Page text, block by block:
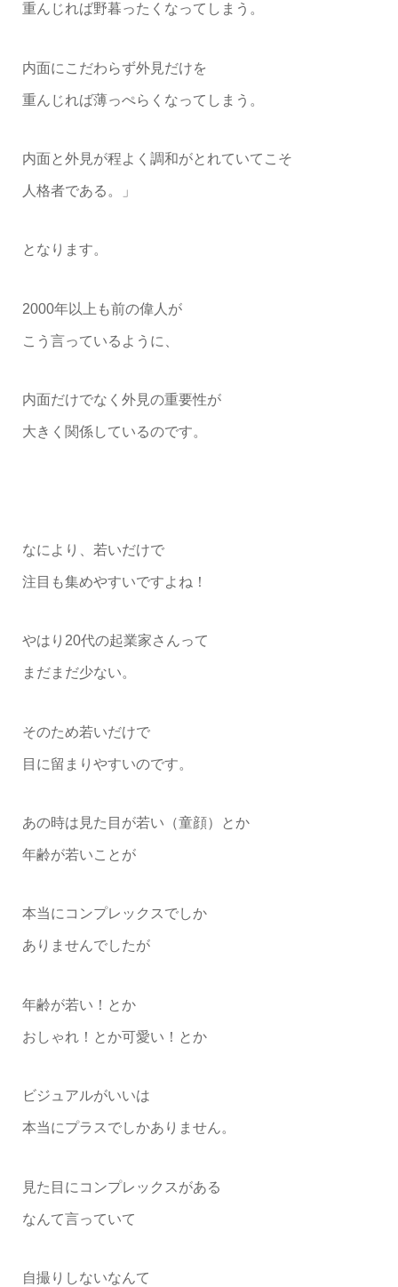
重んじれば野暮ったくなってしまう。
内面にこだわらず外見だけを
重んじれば薄っぺらくなってしまう。
内面と外見が程よく調和がとれていてこそ
人格者である。」
となります。
2000年以上も前の偉人が
こう言っているように、
内面だけでなく外見の重要性が
大きく関係しているのです。
なにより、若いだけで
注目も集めやすいですよね！
やはり20代の起業家さんって
まだまだ少ない。
そのため若いだけで
目に留まりやすいのです。
あの時は見た目が若い（童顔）とか
年齢が若いことが
本当にコンプレックスでしか
ありませんでしたが
年齢が若い！とか
おしゃれ！とか可愛い！とか
ビジュアルがいいは
本当にプラスでしかありません。
見た目にコンプレックスがある
なんて言っていて
自撮りしないなんて